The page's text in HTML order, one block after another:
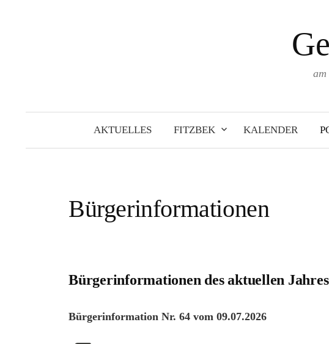
AKTUELLES FITZBEK KALENDER
Bürgerinformationen
Bürgerinformationen des aktuellen Jahres
Bürgerinformation Nr. 64 vom 09.07.2026